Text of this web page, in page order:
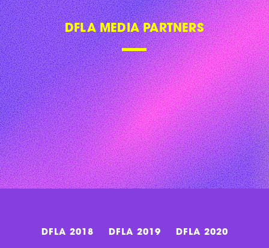
DFLA 2018 DFLA 2019 DFLA 2020
DFLA 2021 DFLA 2022 DFLA 2023
FAQ CONTACT US NEWSLETTER SITE NOTICE
PRIVACY POLICY PRICAVY SETTINGS
GLOBAL DIGITAL WOMEN